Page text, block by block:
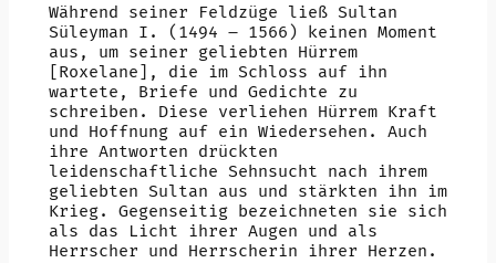
Während seiner Feldzüge ließ Sultan
Süleyman I. (1494 – 1566) keinen Moment
aus, um seiner geliebten Hürrem
[Roxelane], die im Schloss auf ihn
wartete, Briefe und Gedichte zu
schreiben. Diese verliehen Hürrem Kraft
und Hoffnung auf ein Wiedersehen. Auch
ihre Antworten drückten
leidenschaftliche Sehnsucht nach ihrem
geliebten Sultan aus und stärkten ihn im
Krieg. Gegenseitig bezeichneten sie sich
als das Licht ihrer Augen und als
Herrscher und Herrscherin ihrer Herzen.